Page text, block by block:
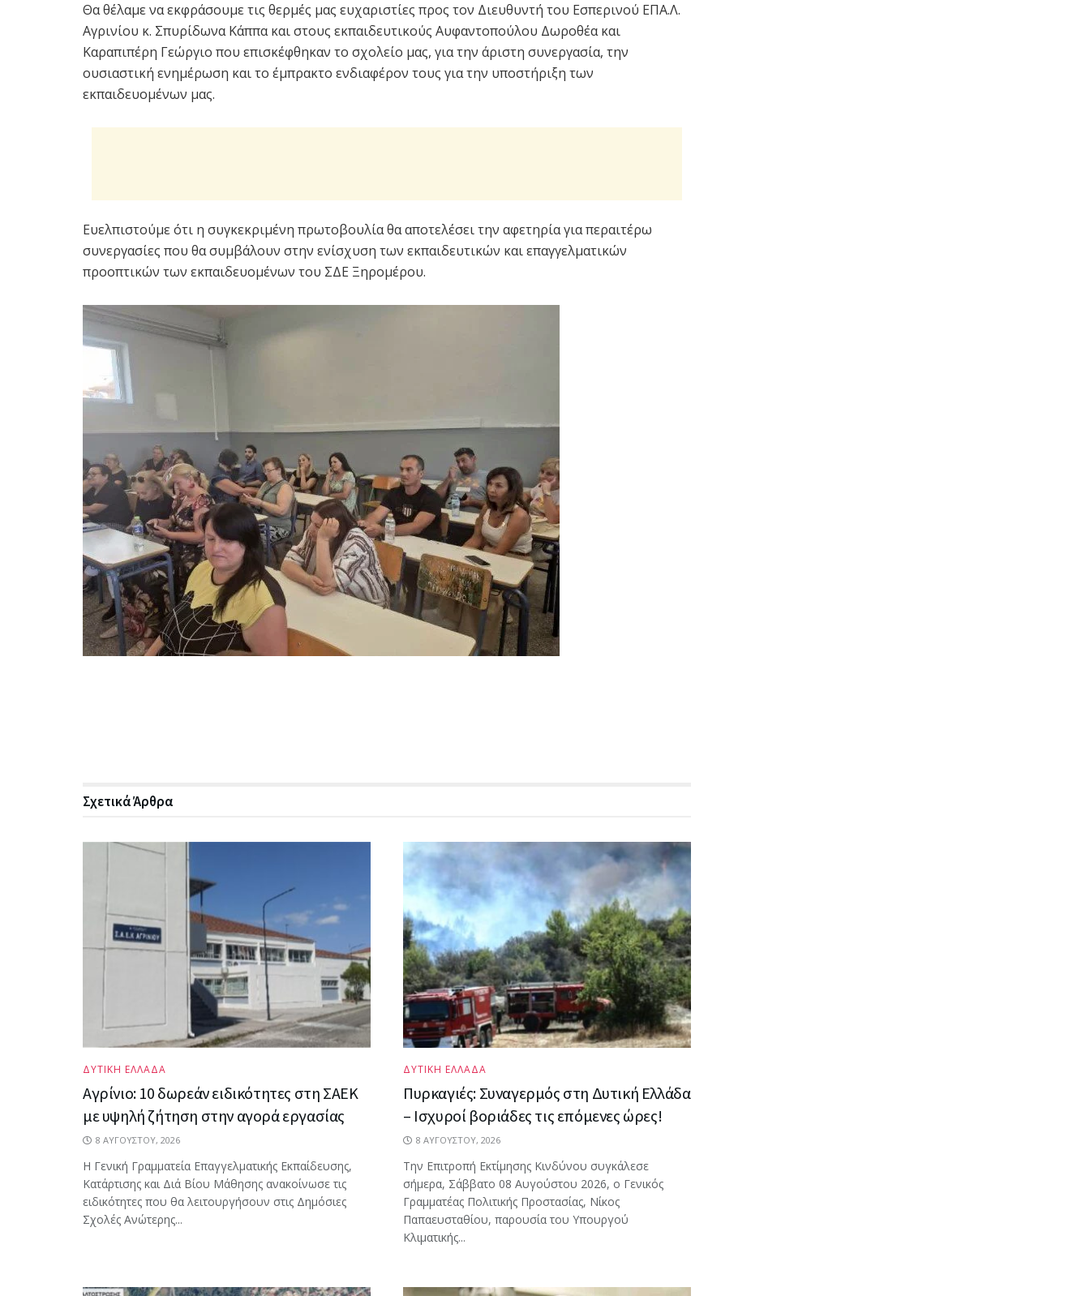
Θα θέλαμε να εκφράσουμε τις θερμές μας ευχαριστίες προς τον Διευθυντή του Εσπερινού ΕΠΑ.Λ.
Αγρινίου κ. Σπυρίδωνα Κάππα και στους εκπαιδευτικούς Αυφαντοπούλου Δωροθέα και
Καραπιπέρη Γεώργιο που επισκέφθηκαν το σχολείο μας, για την άριστη συνεργασία, την
ουσιαστική ενημέρωση και το έμπρακτο ενδιαφέρον τους για την υποστήριξη των
εκπαιδευομένων μας.
Ευελπιστούμε ότι η συγκεκριμένη πρωτοβουλία θα αποτελέσει την αφετηρία για περαιτέρω
συνεργασίες που θα συμβάλουν στην ενίσχυση των εκπαιδευτικών και επαγγελματικών
προοπτικών των εκπαιδευομένων του ΣΔΕ Ξηρομέρου.
ΣχετικάΆρθρα
ΔΥΤΙΚΗ ΕΛΛΑΔΑ
Αγρίνιο: 10 δωρεάν ειδικότητες στη ΣΑΕΚ
με υψηλή ζήτηση στην αγορά εργασίας
8 ΑΥΓΟΎΣΤΟΥ, 2026
Η Γενική Γραμματεία Επαγγελματικής Εκπαίδευσης,
Κατάρτισης και Διά Βίου Μάθησης ανακοίνωσε τις
ειδικότητες που θα λειτουργήσουν στις Δημόσιες
Σχολές Ανώτερης...
ΔΥΤΙΚΗ ΕΛΛΑΔΑ
Πυρκαγιές: Συναγερμός στη Δυτική Ελλάδα
– Ισχυροί βοριάδες τις επόμενες ώρες!
8 ΑΥΓΟΎΣΤΟΥ, 2026
Την Επιτροπή Εκτίμησης Κινδύνου συγκάλεσε
σήμερα, Σάββατο 08 Αυγούστου 2026, ο Γενικός
Γραμματέας Πολιτικής Προστασίας, Νίκος
Παπαευσταθίου, παρουσία του Υπουργού
Κλιματικής...